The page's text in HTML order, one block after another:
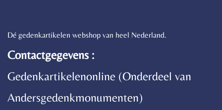
Dé gedenkartikelen webshop van heel Nederland.
Contactgegevens :
Gedenkartikelenonline (Onderdeel van
Andersgedenkmonumenten)